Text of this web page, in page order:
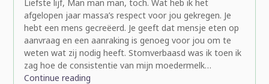
Liefste lijf, Man man man, toch. Wat heb ik het
afgelopen jaar massa’s respect voor jou gekregen. Je
hebt een mens gecreëerd. Je geeft dat mensje eten op
aanvraag en een aanraking is genoeg voor jou om te
weten wat zij nodig heeft. Stomverbaasd was ik toen ik
zag hoe de consistentie van mijn moedermelk…
Continue reading